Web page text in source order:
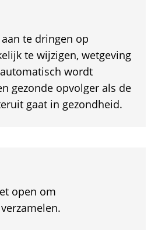
te dringen op
te wijzigen, wetgeving
wordt
gezonde opvolger als de
gaat in gezondheid.
open om